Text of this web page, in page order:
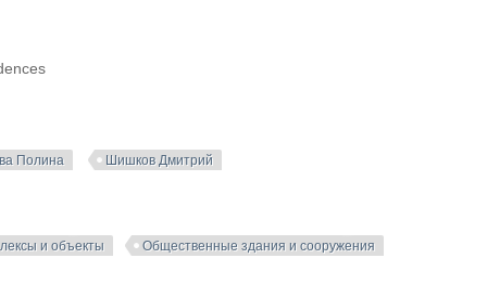
Полина
Шишков Дмитрий
и объекты
Общественные здания и сооружения